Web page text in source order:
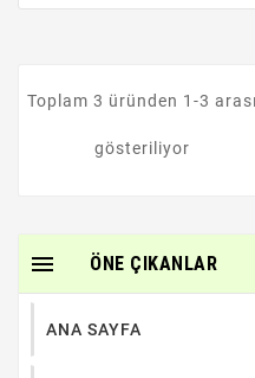
kullanılabilir. Farklı
Toplam 3 üründen 1-3 arası
gösteriliyor
ÖNE ÇIKANLAR

ANA SAYFA